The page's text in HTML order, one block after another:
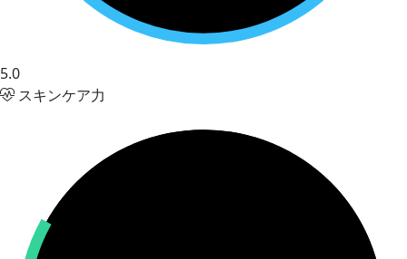
5.0
スキンケア力